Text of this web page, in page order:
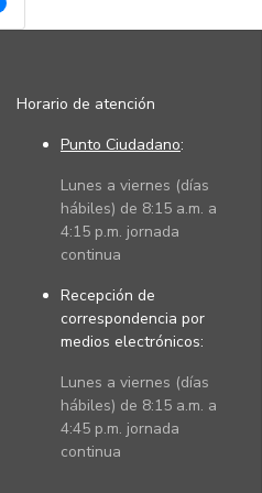
Horario de atención
Punto Ciudadano:
Lunes a viernes (días
hábiles) de 8:15 a.m. a
4:15 p.m. jornada
continua
Recepción de
correspondencia por
medios electrónicos:
Lunes a viernes (días
hábiles) de 8:15 a.m. a
4:45 p.m. jornada
continua